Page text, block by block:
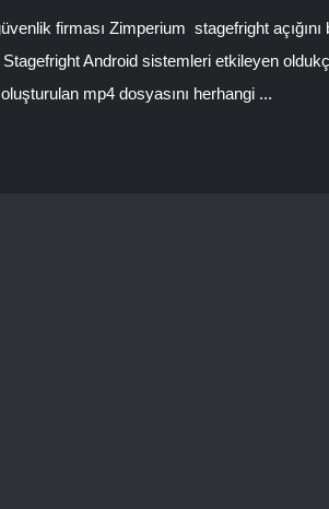
firması Zimperium stagefright açığını
Android sistemleri etkileyen
mp4 dosyasını herhangi ...